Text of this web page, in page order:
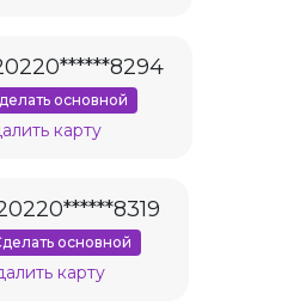
основной
карту
основной
карту